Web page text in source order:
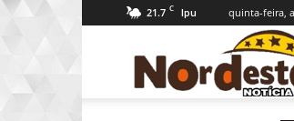
21.7 C Ipu quinta-feira,